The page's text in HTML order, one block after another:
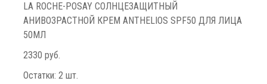
LA ROCHE-POSAY СОЛНЦЕЗАЩИТНЫЙ
АНИВОЗРАСТНОЙ КРЕМ ANTHELIOS SPF50 ДЛЯ ЛИЦА
50МЛ
2330 руб.
Остатки: 2 шт.